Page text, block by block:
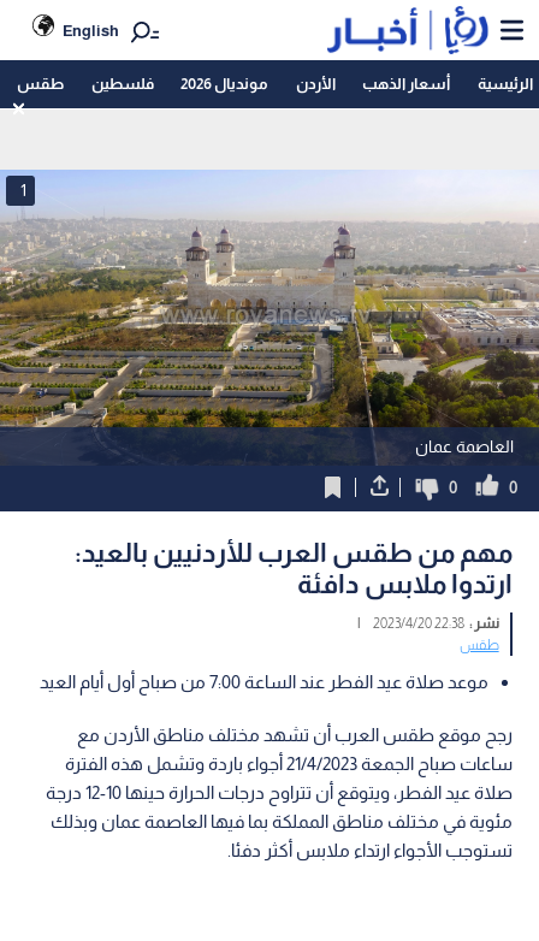
English
الرئيسية أسعار الذهب الأردن مونديال 2026 فلسطين طقس
العاصمة عمان
1
0
0
مهم من طقس العرب للأردنيين بالعيد:
ارتدوا ملابس دافئة
نشر :22:38 2023/4/20
|
طقس
موعد صلاة عيد الفطر عند الساعة 7:00 من صباح أول أيام العيد
رجح موقع طقس العرب أن تشهد مختلف مناطق الأردن مع
ساعات صباح الجمعة 21/4/2023 أجواء باردة وتشمل هذه الفترة
صلاة عيد الفطر، ويتوقع أن تتراوح درجات الحرارة حينها 10-12 درجة
مئوية في مختلف مناطق المملكة بما فيها العاصمة عمان وبذلك
تستوجب الأجواء ارتداء ملابس أكثر دفئا.